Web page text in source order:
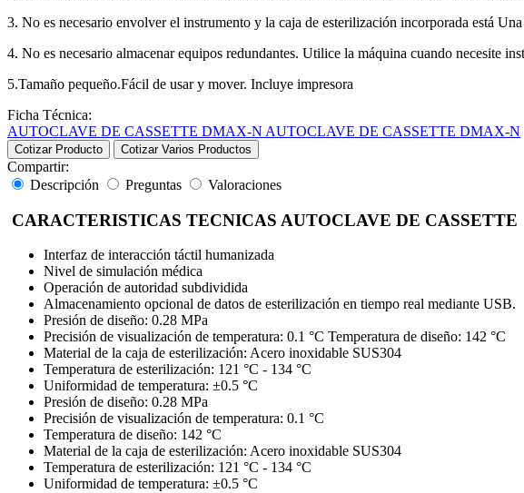
3. No es necesario envolver el instrumento y la caja de esterilización incorporada está
4. No es necesario almacenar equipos redundantes. Utilice la máquina cuando necesite
5.Tamaño pequeño.Fácil de usar y mover. Incluye impresora
Ficha Técnica:
AUTOCLAVE DE CASSETTE DMAX-N AUTOCLAVE DE CASSETTE DMAX-N
Cotizar Producto Cotizar Varios Productos
Compartir:
Descripción
Preguntas Valoraciones
CARACTERISTICAS TECNICAS AUTOCLAVE DE CASSETTE
Interfaz de interacción táctil humanizada
Nivel de simulación médica
Operación de autoridad subdividida
Almacenamiento opcional de datos de esterilización en tiempo real mediante USB.
Presión de diseño: 0.28 MPa
Precisión de visualización de temperatura: 0.1 °C Temperatura de diseño: 142 °C
Material de la caja de esterilización: Acero inoxidable SUS304
Temperatura de esterilización: 121 °C - 134 °C
Uniformidad de temperatura: ±0.5 °C
Presión de diseño: 0.28 MPa
Precisión de visualización de temperatura: 0.1 °C
Temperatura de diseño: 142 °C
Material de la caja de esterilización: Acero inoxidable SUS304
Temperatura de esterilización: 121 °C - 134 °C
Uniformidad de temperatura: ±0.5 °C